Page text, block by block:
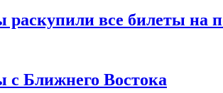
раскупили все билеты на
с Ближнего Востока